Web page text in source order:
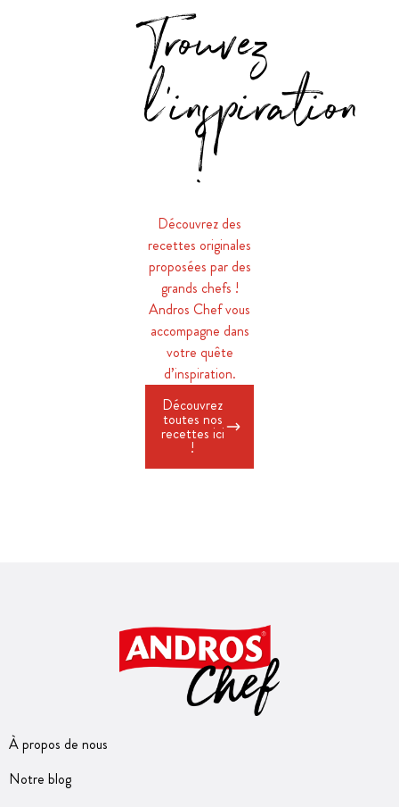
Trouvez
l'inspiration
!
Découvrez des
recettes originales
proposées par des
grands chefs !
Andros Chef vous
accompagne dans
votre quête
d’inspiration.
Découvrez
toutes nos
recettes ici
!
À propos de nous
Notre blog